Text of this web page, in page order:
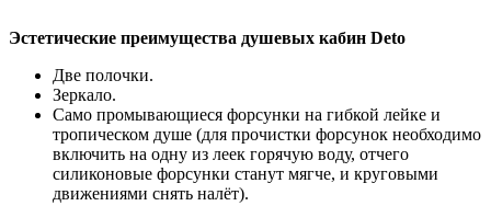
Эстетические преимущества душевых кабин Deto
Две полочки.
Зеркало.
Само промывающиеся форсунки на гибкой лейке и
тропическом душе (для прочистки форсунок необходимо
включить на одну из леек горячую воду, отчего
силиконовые форсунки станут мягче, и круговыми
движениями снять налёт).